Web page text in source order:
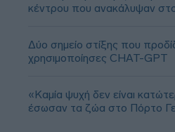
κέντρου που ανακάλυψαν
Δύο σημείο στίξης που
χρησιμοποίησες CHAT-GPT
«Καμία ψυχή δεν είναι
έσωσαν τα ζώα στο Πόρτο